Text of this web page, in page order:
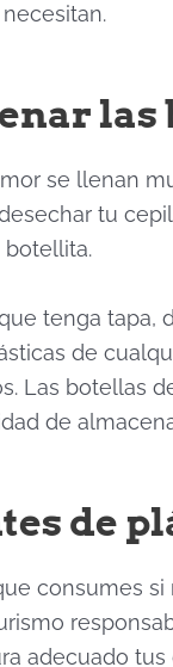
las
se llenan
tu
tenga tapa,
de
Las botellas
de
de
consumes
adecuado